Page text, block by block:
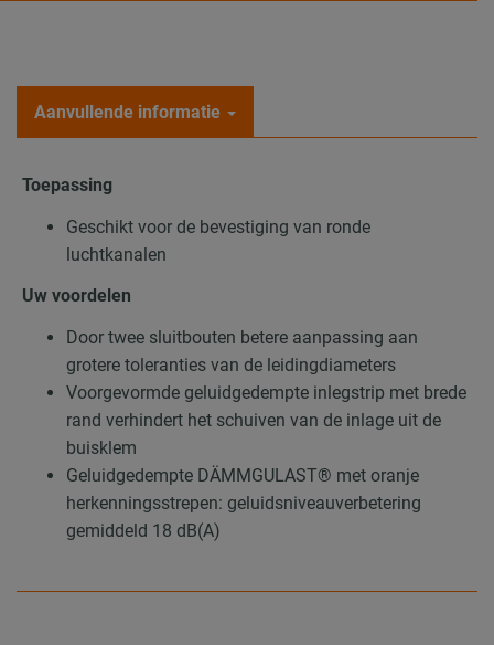
Aanvullende informatie
Toepassing
Geschikt voor de bevestiging van ronde
luchtkanalen
Uw voordelen
Door twee sluitbouten betere aanpassing aan
grotere toleranties van de leidingdiameters
Voorgevormde geluidgedempte inlegstrip met brede
rand verhindert het schuiven van de inlage uit de
buisklem
Geluidgedempte DÄMMGULAST® met oranje
herkenningsstrepen: geluidsniveauverbetering
gemiddeld 18 dB(A)